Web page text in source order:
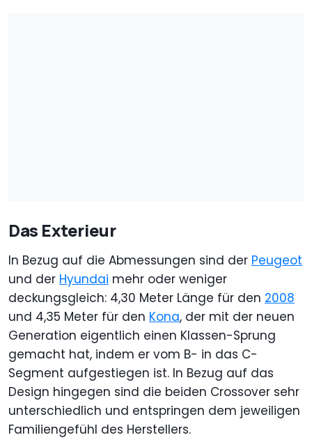
Das Exterieur
In Bezug auf die Abmessungen sind der Peugeot
und der Hyundai mehr oder weniger
deckungsgleich: 4,30 Meter Länge für den 2008
und 4,35 Meter für den Kona, der mit der neuen
Generation eigentlich einen Klassen-Sprung
gemacht hat, indem er vom B- in das C-
Segment aufgestiegen ist. In Bezug auf das
Design hingegen sind die beiden Crossover sehr
unterschiedlich und entspringen dem jeweiligen
Familiengefühl des Herstellers.